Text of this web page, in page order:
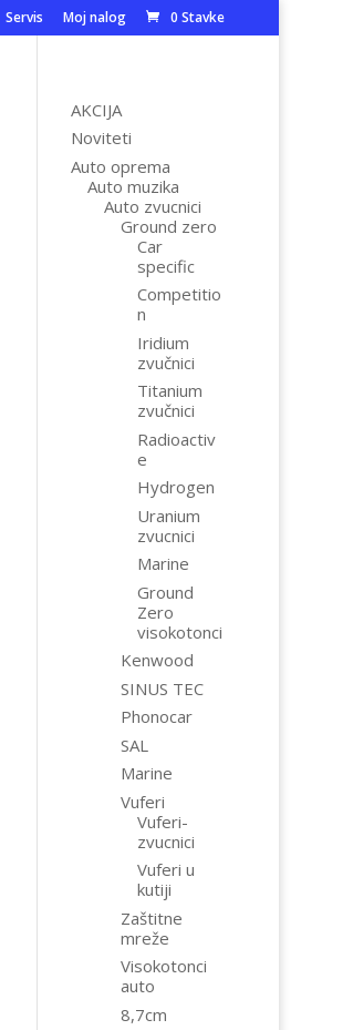
Servis Moj nalog 0 Stavke
AKCIJA
Noviteti
Auto oprema
Auto muzika
Auto zvucnici
Ground zero
Car
specific
Competitio
n
Iridium
zvučnici
Titanium
zvučnici
Radioactiv
e
Hydrogen
Uranium
zvucnici
Marine
Ground
Zero
visokotonci
Kenwood
SINUS TEC
Phonocar
SAL
Marine
Vuferi
Vuferi-
zvucnici
Vuferi u
kutiji
Zaštitne
mreže
Visokotonci
auto
8,7cm